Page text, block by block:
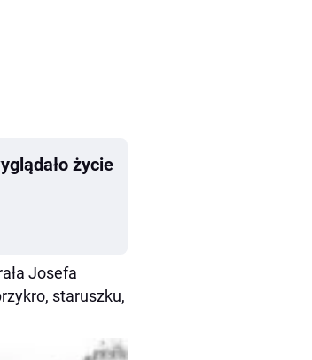
życie
Josefa
staruszku,